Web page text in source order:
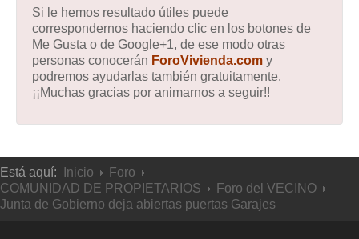
Si le hemos resultado útiles puede
correspondernos haciendo clic en los botones de
Me Gusta o de Google+1, de ese modo otras
personas conocerán ForoVivienda.com y
podremos ayudarlas también gratuitamente.
¡¡Muchas gracias por animarnos a seguir!!
Está aquí: Inicio
Foro
COMUNIDAD DE PROPIETARIOS
Foro del VECINO
Junta de Gobierno deja abiertas puertas Garajes